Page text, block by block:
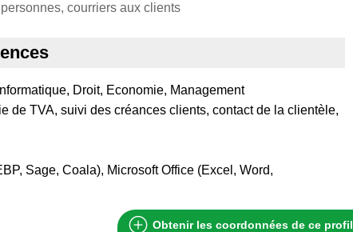
courriers aux clients
Droit, Economie, Management
de TVA, suivi des créances clients, contact de la clientèle,
Sage, Coala), Microsoft Office (Excel, Word,
Obtenir les coordonnées de ce profil